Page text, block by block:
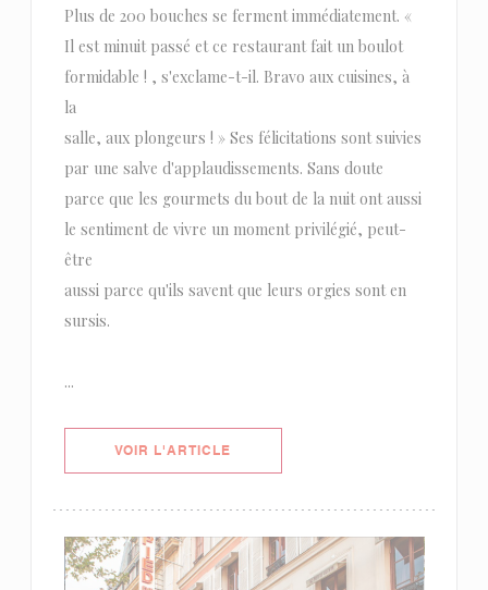
Plus de 200 bouches se ferment immédiatement. «
Il est minuit passé et ce restaurant fait un boulot
formidable ! , s'exclame-t-il. Bravo aux cuisines, à
la
salle, aux plongeurs ! » Ses félicitations sont suivies
par une salve d'applaudissements. Sans doute
parce que les gourmets du bout de la nuit ont aussi
le sentiment de vivre un moment privilégié, peut-
être
aussi parce qu'ils savent que leurs orgies sont en
sursis.
...
VOIR L'ARTICLE